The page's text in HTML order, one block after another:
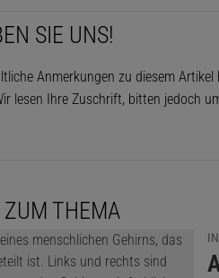
SIE UNS!
Anmerkungen zu diesem
lesen Ihre Zuschrift, bitten jedoch
ZUM THEMA
: